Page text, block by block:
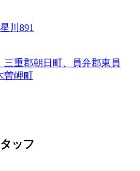
川891
重郡朝日町、員弁郡東員
曽岬町
ッフ